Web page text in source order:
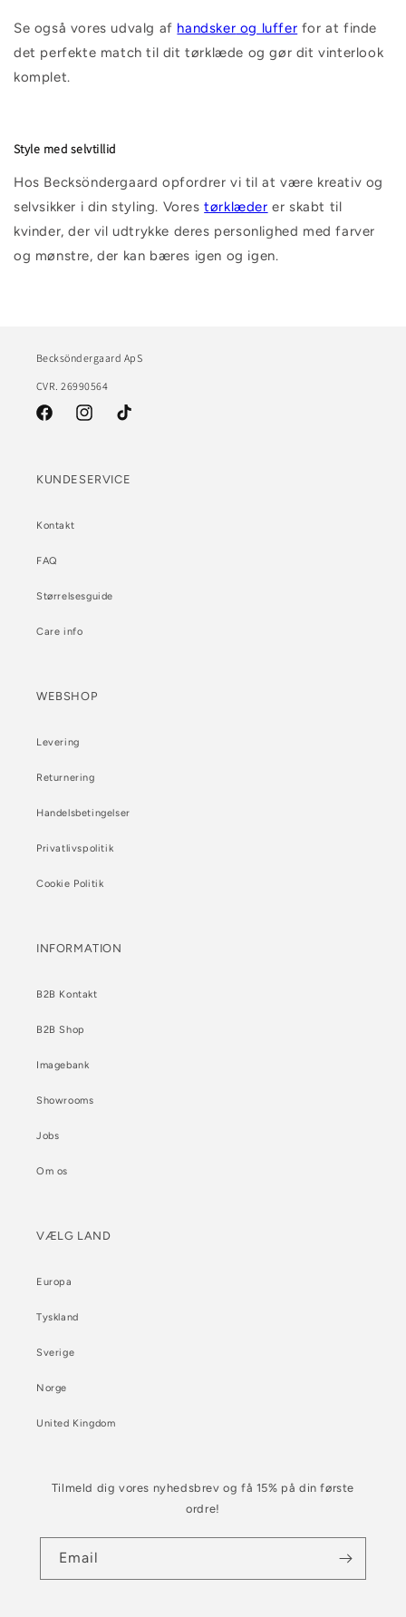
Se også vores udvalg af handsker og luffer for at finde
det perfekte match til dit tørklæde og gør dit vinterlook
komplet.
Style med selvtillid
Hos Becksöndergaard opfordrer vi til at være kreativ og
selvsikker i din styling. Vorestørklæder er skabt til
kvinder, der vil udtrykke deres personlighed med farver
og mønstre, der kan bæres igen og igen.
Becksöndergaard ApS
CVR. 26990564
FacebookInstagramTikTok
KUNDESERVICE
Kontakt
FAQ
Størrelsesguide
Care info
WEBSHOP
Levering
Returnering
Handelsbetingelser
Privatlivspolitik
Cookie Politik
INFORMATION
B2B Kontakt
B2B Shop
Imagebank
Showrooms
Jobs
Om os
VÆLG LAND
Europa
Tyskland
Sverige
Norge
United Kingdom
Tilmeld dig vores nyhedsbrev og få 15% på din første
ordre!
Email